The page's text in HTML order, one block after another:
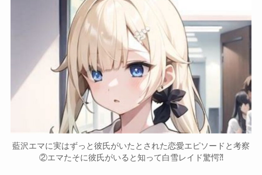
藍沢エマに実はずっと彼氏がいたとされた恋愛エピソードと考察
②エマたそに彼氏がいると知って白雪レイド驚愕⁈